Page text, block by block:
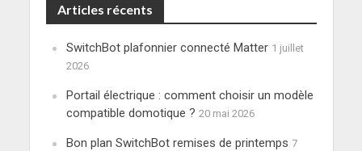
Articles récents
SwitchBot plafonnier connecté Matter 1 juillet
2026
Portail électrique : comment choisir un modèle
compatible domotique ? 20 mai 2026
Bon plan SwitchBot remises de printemps 7